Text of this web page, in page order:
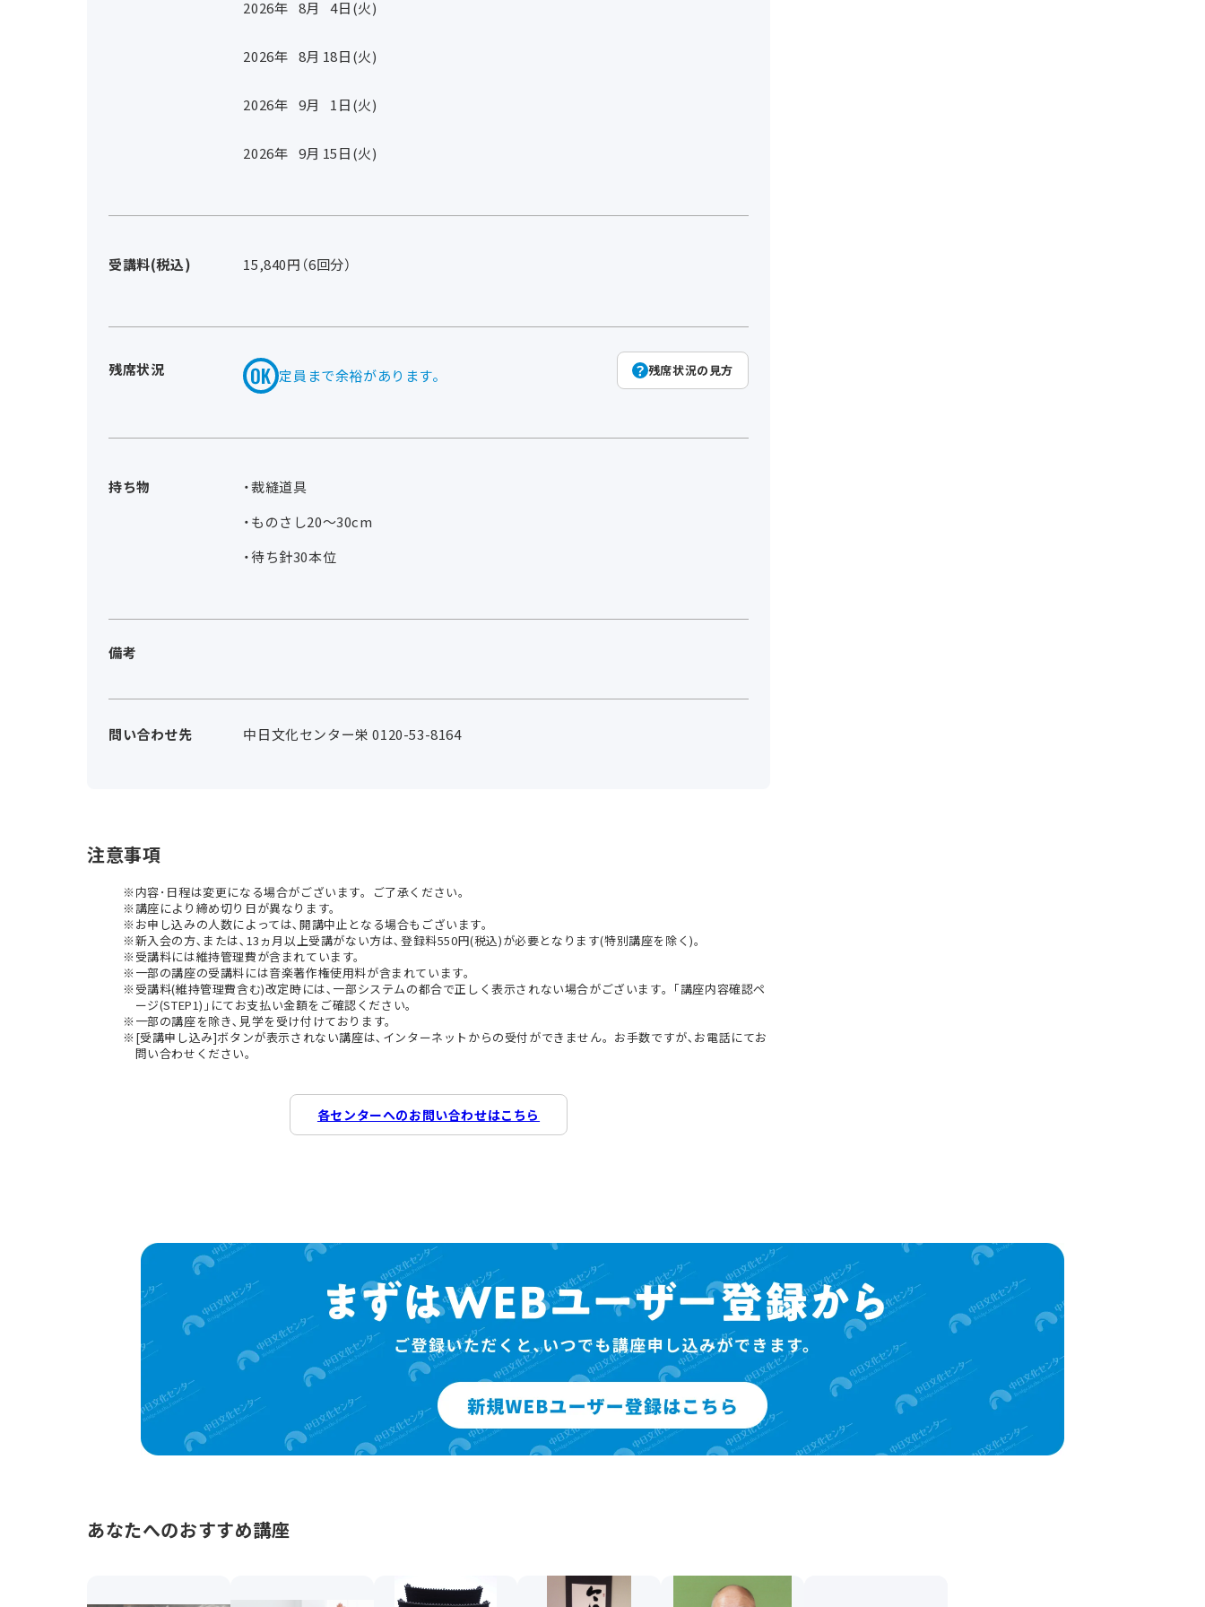
2026年 8月 4日(火)
2026年 8月 18日(火)
2026年 9月 1 日(火)
2026年 9月 15日(火)
受講料(税込) 15,840円（6回分）
残席状況 定員まで余裕があります。 残席状況の見方
持ち物
・裁縫道具
・ものさし20～30cm
・待ち針30本位
備考
問い合わせ先 中日文化センター栄 0120-53-8164
注意事項
内容･日程は変更になる場合がございます。ご了承ください。
講座により締め切り日が異なります。
お申し込みの人数によっては､開講中止となる場合もございます。
新入会の方､または､13ヵ月以上受講がない方は､登録料550円(税込)が必要となります(特別講座を除く)。
受講料には維持管理費が含まれています。
一部の講座の受講料には音楽著作権使用料が含まれています。
受講料(維持管理費含む)改定時には､一部システムの都合で正しく表示されない場合がございます。｢講座内容確認ペ
ージ(STEP1)｣にてお支払い金額をご確認ください。
一部の講座を除き､見学を受け付けております。
[受講申し込み]ボタンが表示されない講座は､インターネットからの受付ができません。お手数ですが､お電話にてお
問い合わせください。
各センターへのお問い合わせはこちら
あなたへのおすすめ講座